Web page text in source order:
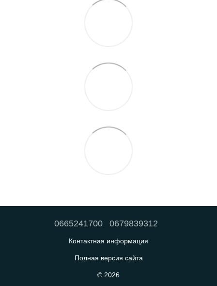
0665241700 0679839312
Контактная информация
Полная версия сайта
© 2026